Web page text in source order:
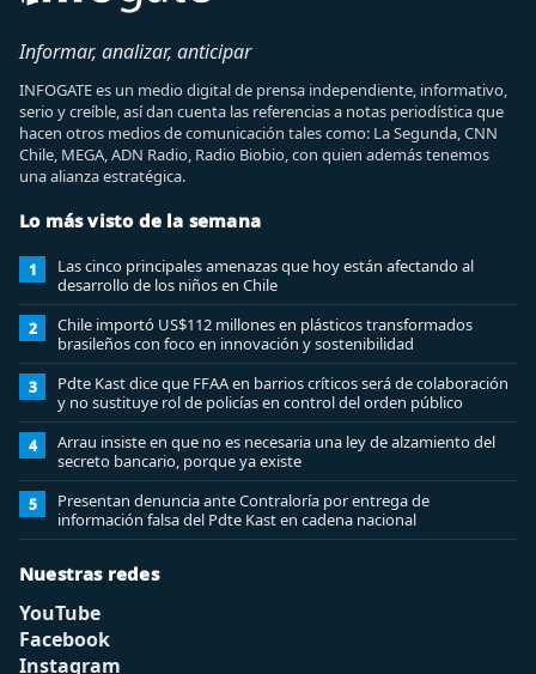
Informar, analizar, anticipar
INFOGATE es un medio digital de prensa independiente, informativo,
serio y creíble, así dan cuenta las referencias a notas periodística que
hacen otros medios de comunicación tales como: La Segunda, CNN
Chile, MEGA, ADN Radio, Radio Biobio, con quien además tenemos
una alianza estratégica.
Lo más visto de la semana
1
Las cinco principales amenazas que hoy están afectando al
desarrollo de los niños en Chile
2
Chile importó US$112 millones en plásticos transformados
brasileños con foco en innovación y sostenibilidad
3
Pdte Kast dice que FFAA en barrios críticos será de colaboración
y no sustituye rol de policías en control del orden público
4
Arrau insiste en que no es necesaria una ley de alzamiento del
secreto bancario, porque ya existe
5
Presentan denuncia ante Contraloría por entrega de
información falsa del Pdte Kast en cadena nacional
Nuestras redes
YouTube
Facebook
Instagram